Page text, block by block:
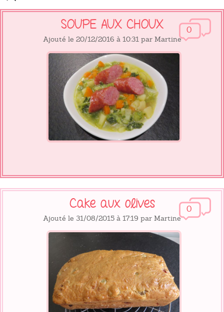
0
SOUPE AUX CHOUX
Ajouté le 20/12/2016 à 10:31 par Martine
0
Cake aux olives
Ajouté le 31/08/2015 à 17:19 par Martine